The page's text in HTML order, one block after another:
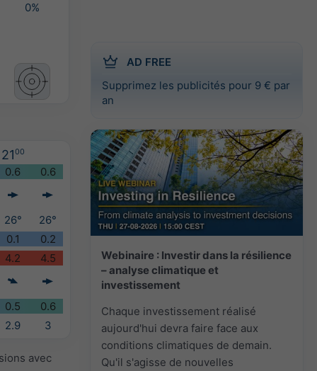
AD FREE
Supprimez les publicités pour 9 € par
an
Webinaire : Investir dans la résilience
– analyse climatique et
investissement
Chaque investissement réalisé
aujourd'hui devra faire face aux
conditions climatiques de demain.
Qu'il s'agisse de nouvelles
0%
2100
0.6
0.6
26°
26°
0.1
0.2
4.2
4.5
0.5
0.6
2.9 3
avec